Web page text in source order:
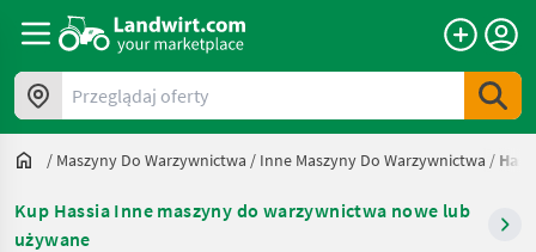
Przeglądaj oferty
/ Maszyny Do Warzywnictwa / Inne Maszyny Do Warzywnictwa /
Kup Hassia Inne maszyny do warzywnictwa nowe lub
używane